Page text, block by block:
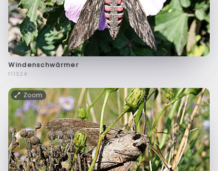
Windenschwärmer
f11324
Zoom